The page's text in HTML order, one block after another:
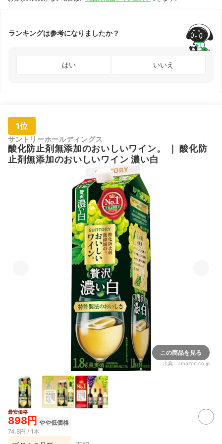
ランキングは参考になりましたか？
はい いいえ
1位
サントリーホールディングス
酸化防止剤無添加のおいしいワイン。 ｜酸化防
止剤無添加のおいしいワイン 濃い白
この商品を見る
出典： amazon.co.jp
最安価格
898円 やや低価格
74.8円 / 1本